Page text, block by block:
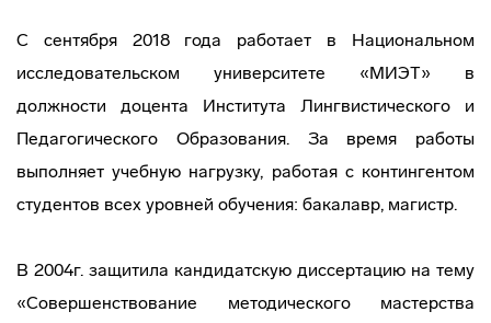
С сентября 2018 года работает в Национальном
исследовательском университете «МИЭТ» в
должности доцента Института Лингвистического и
Педагогического Образования. За время работы
выполняет учебную нагрузку, работая с контингентом
студентов всех уровней обучения: бакалавр, магистр.
В 2004г. защитила кандидатскую диссертацию на тему
«Совершенствование методического мастерства